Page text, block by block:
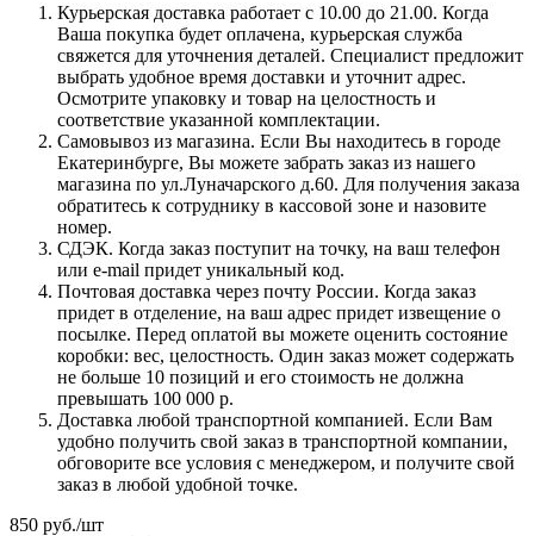
Курьерская доставка работает с 10.00 до 21.00. Когда
Ваша покупка будет оплачена, курьерская служба
свяжется для уточнения деталей. Специалист предложит
выбрать удобное время доставки и уточнит адрес.
Осмотрите упаковку и товар на целостность и
соответствие указанной комплектации.
Самовывоз из магазина. Если Вы находитесь в городе
Екатеринбурге, Вы можете забрать заказ из нашего
магазина по ул.Луначарского д.60. Для получения заказа
обратитесь к сотруднику в кассовой зоне и назовите
номер.
СДЭК. Когда заказ поступит на точку, на ваш телефон
или e-mail придет уникальный код.
Почтовая доставка через почту России. Когда заказ
придет в отделение, на ваш адрес придет извещение о
посылке. Перед оплатой вы можете оценить состояние
коробки: вес, целостность. Один заказ может содержать
не больше 10 позиций и его стоимость не должна
превышать 100 000 р.
Доставка любой транспортной компанией. Если Вам
удобно получить свой заказ в транспортной компании,
обговорите все условия с менеджером, и получите свой
заказ в любой удобной точке.
850 руб./шт